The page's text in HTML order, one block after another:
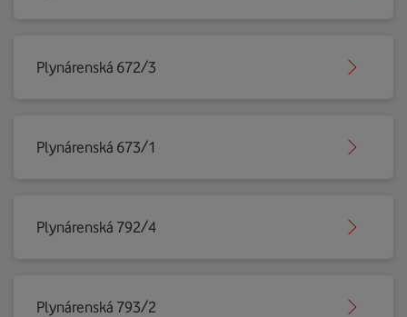
Plynárenská 672/3
Plynárenská 673/1
Plynárenská 792/4
Plynárenská 793/2